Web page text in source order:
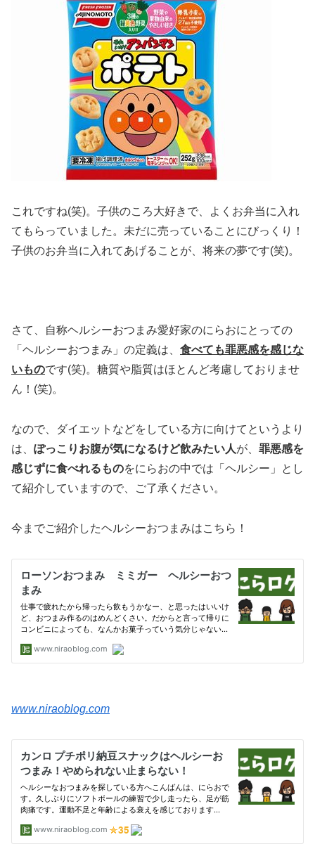
これですね(笑)。子供のころ大好きで、よくお弁当に入れ
てもらっていました。未だに売っていることにびっくり！
子供のお弁当に入れてあげることが、将来の夢です(笑)。
さて、自称ヘルシーおつまみ愛好家のにらおにとっての
「ヘルシーおつまみ」の定義は、 食べても罪悪感を感じな
いものです(笑)。糖質や脂質はほとんど考慮しておりませ
ん！(笑)。
なので、ダイエットなどをしている方に向けてというより
は、 ぽっこりお腹が気になるけど飲みたい人が、 罪悪感を
感じずに食べれるものをにらおの中では「ヘルシー」とし
て紹介していますので、ご了承ください。
今までご紹介したヘルシーおつまみはこちら！
www.niraoblog.com